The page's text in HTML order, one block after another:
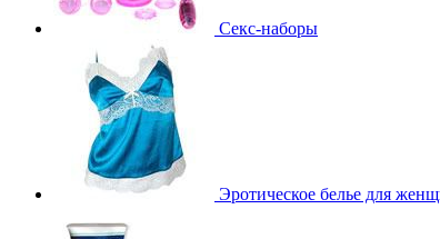
Секс-наборы
Эротическое белье для